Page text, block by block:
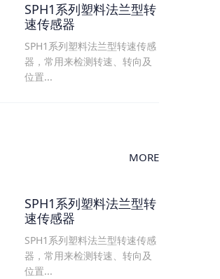
SPH1系列塑料法兰型转
速传感器
SPH1系列塑料法兰型转速传感
器，常用来检测转速、转向及
位置...
MORE
SPH1系列塑料法兰型转
速传感器
SPH1系列塑料法兰型转速传感
器，常用来检测转速、转向及
位置...